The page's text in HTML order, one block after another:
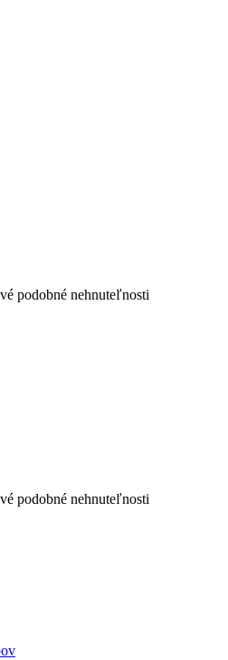
podobné nehnuteľnosti
podobné nehnuteľnosti